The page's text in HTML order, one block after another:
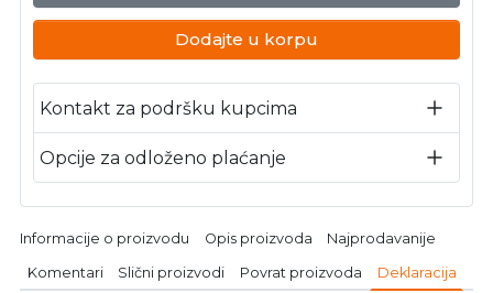
Dodajte u korpu
Kontakt za podršku kupcima
Opcije za odloženo plaćanje
Informacije o proizvodu Opis proizvoda Najprodavanije
Komentari Slični proizvodi Povrat proizvoda Deklaracija